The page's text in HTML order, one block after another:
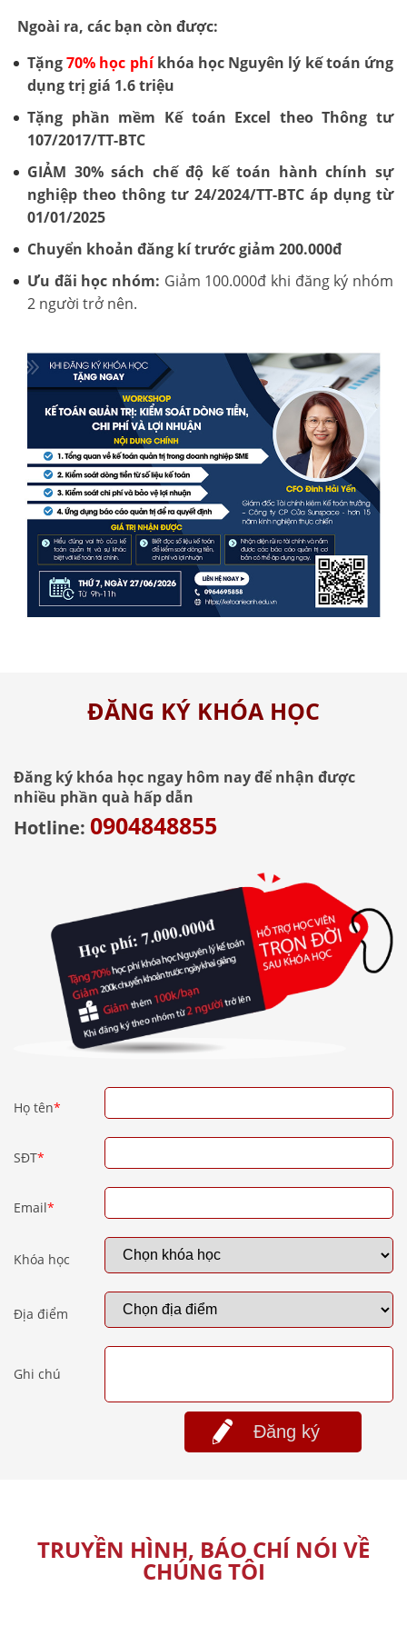
Ngoài ra, các bạn còn được:
Tặng70% học phíkhóa học Nguyên lý kế toán ứng
dụng trị giá 1.6 triệu
Tặng phần mềm Kế toán Excel theo Thông tư
107/2017/TT-BTC
GIẢM 30% sách chế độ kế toán hành chính sự
nghiệp theo thông tư 24/2024/TT-BTC áp dụng từ
01/01/2025
Chuyển khoản đăng kí trước giảm 200.000đ
Ưu đãi học nhóm: Giảm 100.000đ khi đăng ký nhóm
2 người trở nên.
ĐĂNG KÝ KHÓA HỌC
Đăng ký khóa học ngay hôm nay để nhận được
nhiều phần quà hấp dẫn
Hotline: 0904848855
Họ tên*
SĐT*
Email*
Khóa học
Địa điểm
Ghi chú
Đăng ký
TRUYỀN HÌNH, BÁO CHÍ NÓI VỀ
CHÚNG TÔI